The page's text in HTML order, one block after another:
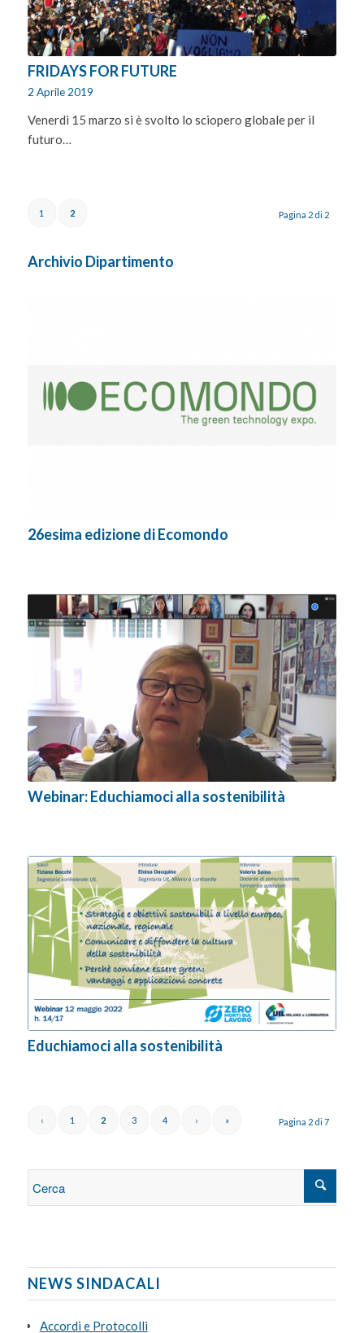
FRIDAYS FOR FUTURE
2 Aprile 2019
Venerdi 15 marzo si è svolto lo sciopero globale per il
futuro…
Pagina 2 di 2
1 2
Archivio Dipartimento
26esima edizione di Ecomondo
Webinar: Educhiamoci alla sostenibilità
Educhiamoci alla sostenibilità
Pagina 2 di 7
‹ 1 2 3 4 › »
NEWS SINDACALI
Accordi e Protocolli